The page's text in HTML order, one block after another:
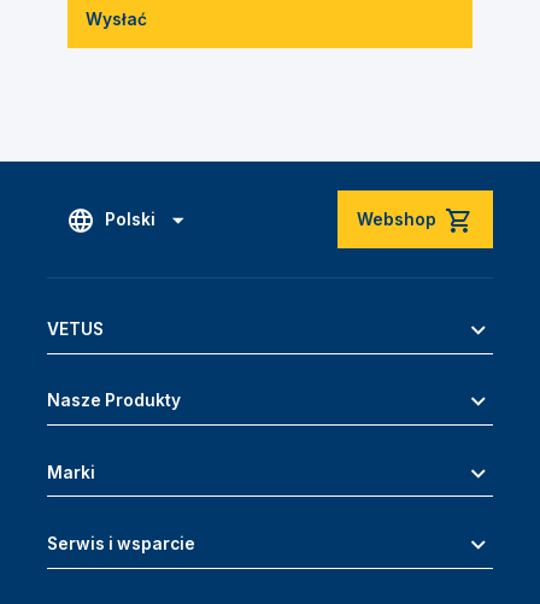
Wysłać
Polski Webshop
VETUS
Nasze Produkty
Marki
Serwis i wsparcie